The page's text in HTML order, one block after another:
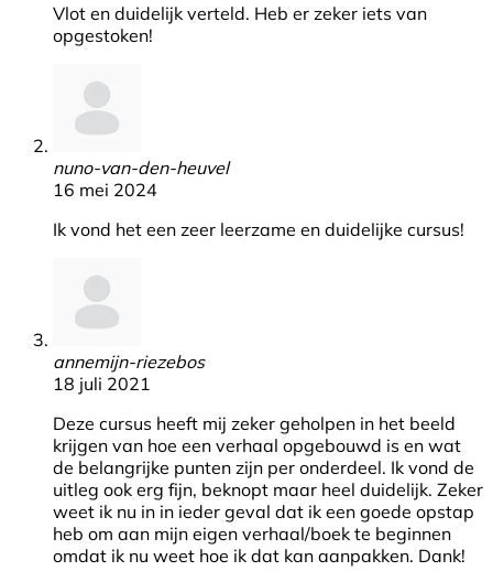
Vlot en duidelijk verteld. Heb er zeker iets van
opgestoken!
nuno-van-den-heuvel
16 mei 2024
Ik vond het een zeer leerzame en duidelijke cursus!
annemijn-riezebos
18 juli 2021
Deze cursus heeft mij zeker geholpen in het beeld
krijgen van hoe een verhaal opgebouwd is en wat
de belangrijke punten zijn per onderdeel. Ik vond de
uitleg ook erg fijn, beknopt maar heel duidelijk. Zeker
weet ik nu in in ieder geval dat ik een goede opstap
heb om aan mijn eigen verhaal/boek te beginnen
omdat ik nu weet hoe ik dat kan aanpakken. Dank!